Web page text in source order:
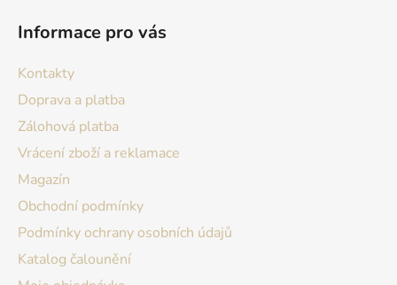
Informace pro vás
Kontakty
Doprava a platba
Zálohová platba
Vrácení zboží a reklamace
Magazín
Obchodní podmínky
Podmínky ochrany osobních údajů
Katalog čalounění